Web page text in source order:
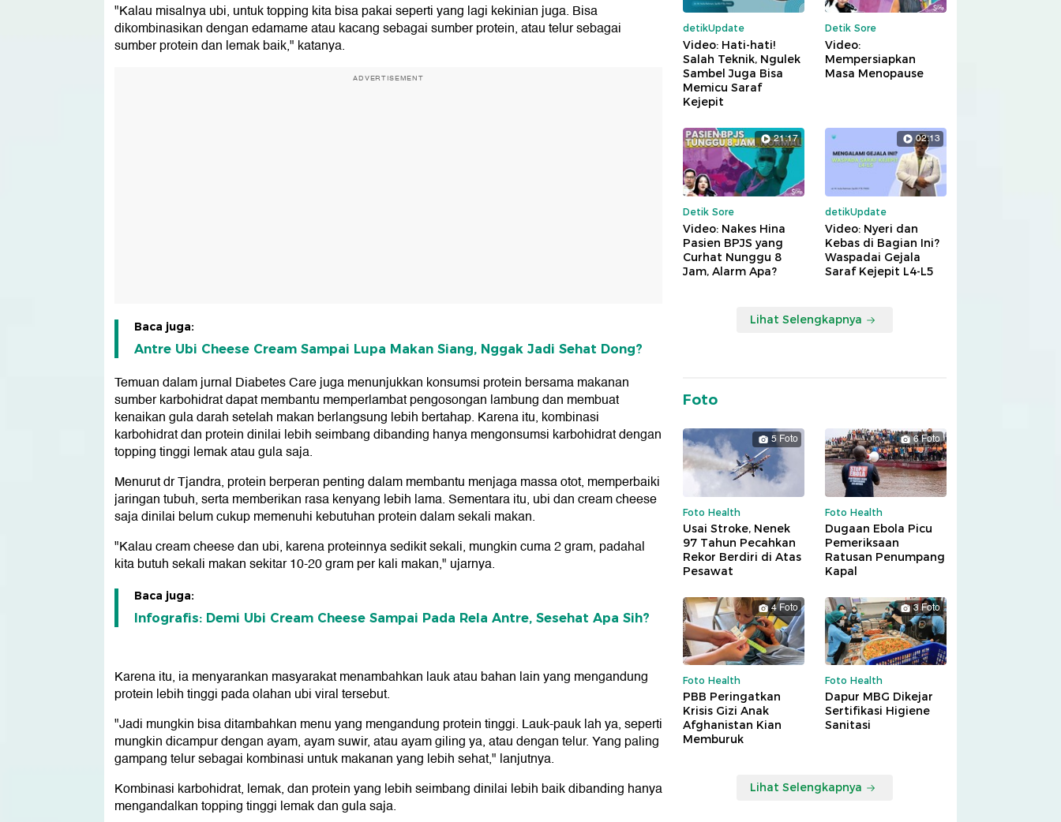
"Kalau misalnya ubi, untuk topping kita bisa pakai seperti yang lagi kekinian juga. Bisa
dikombinasikan dengan edamame atau kacang sebagai sumber protein, atau telur sebagai
sumber protein dan lemak baik," katanya.
ADVERTISEMENT
Baca juga:
Antre Ubi Cheese Cream Sampai Lupa Makan Siang, Nggak Jadi Sehat Dong?
Temuan dalam jurnal Diabetes Care juga menunjukkan konsumsi protein bersama makanan
sumber karbohidrat dapat membantu memperlambat pengosongan lambung dan membuat
kenaikan gula darah setelah makan berlangsung lebih bertahap. Karena itu, kombinasi
karbohidrat dan protein dinilai lebih seimbang dibanding hanya mengonsumsi karbohidrat dengan
topping tinggi lemak atau gula saja.
Menurut dr Tjandra, protein berperan penting dalam membantu menjaga massa otot, memperbaiki
jaringan tubuh, serta memberikan rasa kenyang lebih lama. Sementara itu, ubi dan cream cheese
saja dinilai belum cukup memenuhi kebutuhan protein dalam sekali makan.
"Kalau cream cheese dan ubi, karena proteinnya sedikit sekali, mungkin cuma 2 gram, padahal
kita butuh sekali makan sekitar 10-20 gram per kali makan," ujarnya.
Baca juga:
Infografis: Demi Ubi Cream Cheese Sampai Pada Rela Antre, Sesehat Apa Sih?
Karena itu, ia menyarankan masyarakat menambahkan lauk atau bahan lain yang mengandung
protein lebih tinggi pada olahan ubi viral tersebut.
"Jadi mungkin bisa ditambahkan menu yang mengandung protein tinggi. Lauk-pauk lah ya, seperti
mungkin dicampur dengan ayam, ayam suwir, atau ayam giling ya, atau dengan telur. Yang paling
gampang telur sebagai kombinasi untuk makanan yang lebih sehat," lanjutnya.
Kombinasi karbohidrat, lemak, dan protein yang lebih seimbang dinilai lebih baik dibanding hanya
mengandalkan topping tinggi lemak dan gula saja.
detikUpdate
Video: Hati-hati!
Salah Teknik, Ngulek
Sambel Juga Bisa
Memicu Saraf
Kejepit
Detik Sore
Video:
Mempersiapkan
Masa Menopause
21:17
Detik Sore
Video: Nakes Hina
Pasien BPJS yang
Curhat Nunggu 8
Jam, Alarm Apa?
02:13
detikUpdate
Video: Nyeri dan
Kebas di Bagian Ini?
Waspadai Gejala
Saraf Kejepit L4-L5
Lihat Selengkapnya
Foto
5 Foto
Foto Health
Usai Stroke, Nenek
97 Tahun Pecahkan
Rekor Berdiri di Atas
Pesawat
6 Foto
Foto Health
Dugaan Ebola Picu
Pemeriksaan
Ratusan Penumpang
Kapal
4 Foto
Foto Health
PBB Peringatkan
Krisis Gizi Anak
Afghanistan Kian
Memburuk
3 Foto
Foto Health
Dapur MBG Dikejar
Sertifikasi Higiene
Sanitasi
Lihat Selengkapnya